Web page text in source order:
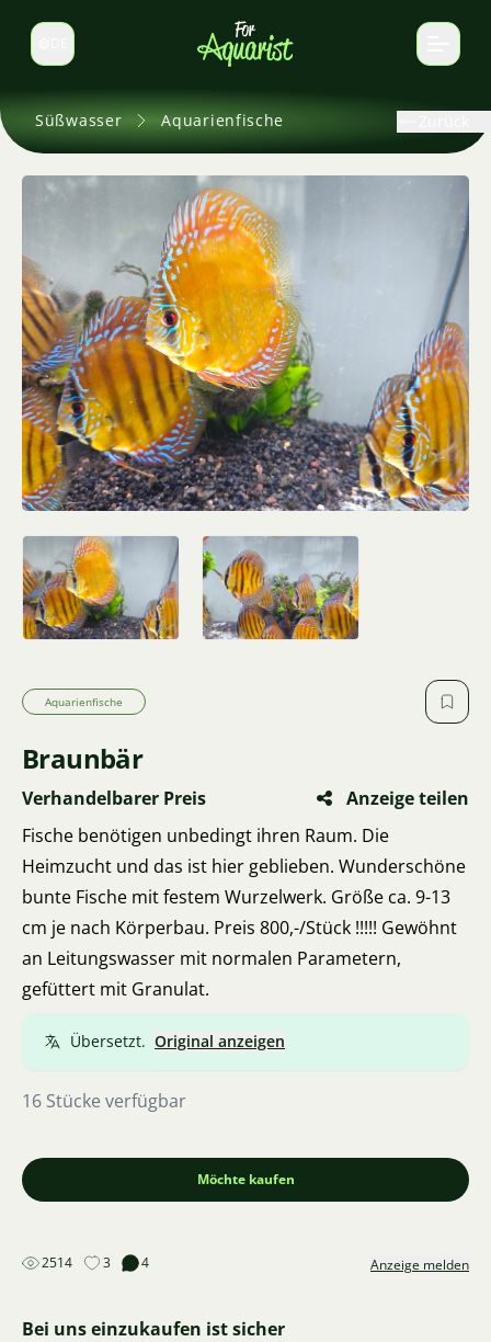
Sprache wechseln
Süßwasser Aquarienfische
Aquarienfische
Braunbär
Verhandelbarer Preis
Anzeige teilen
Fische benötigen unbedingt ihren Raum. Die
Heimzucht und das ist hier geblieben. Wunderschöne
bunte Fische mit festem Wurzelwerk. Größe ca. 9-13
cm je nach Körperbau. Preis 800,-/Stück !!!!! Gewöhnt
an Leitungswasser mit normalen Parametern,
gefüttert mit Granulat.
Übersetzt. Original anzeigen
16 Stücke verfügbar
Möchte kaufen
2514 3 4 Anzeige melden
Bei uns einzukaufen ist sicher